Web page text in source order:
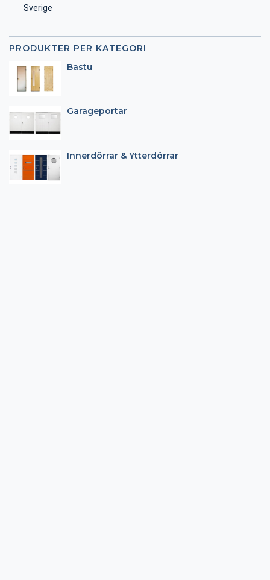
Sverige
PRODUKTER PER KATEGORI
Bastu
Garageportar
Innerdörrar & Ytterdörrar